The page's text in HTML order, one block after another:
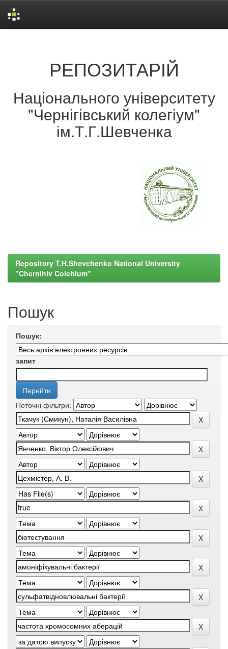
РЕПОЗИТАРІЙ
Національного університету
"Чернігівський колегіум"
ім.Т.Г.Шевченка
Repository T.H.Shevchenko National University
"Chernihiv Colehium"
Пошук
Пошук:
запит
Поточні фільтри: